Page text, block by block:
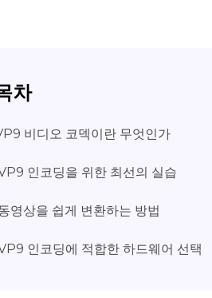
차
비디오 코덱이란 무엇인가
인코딩을 위한 최선의 실습
영상을 쉽게 변환하는 방법
인코딩에 적합한 하드웨어 선택